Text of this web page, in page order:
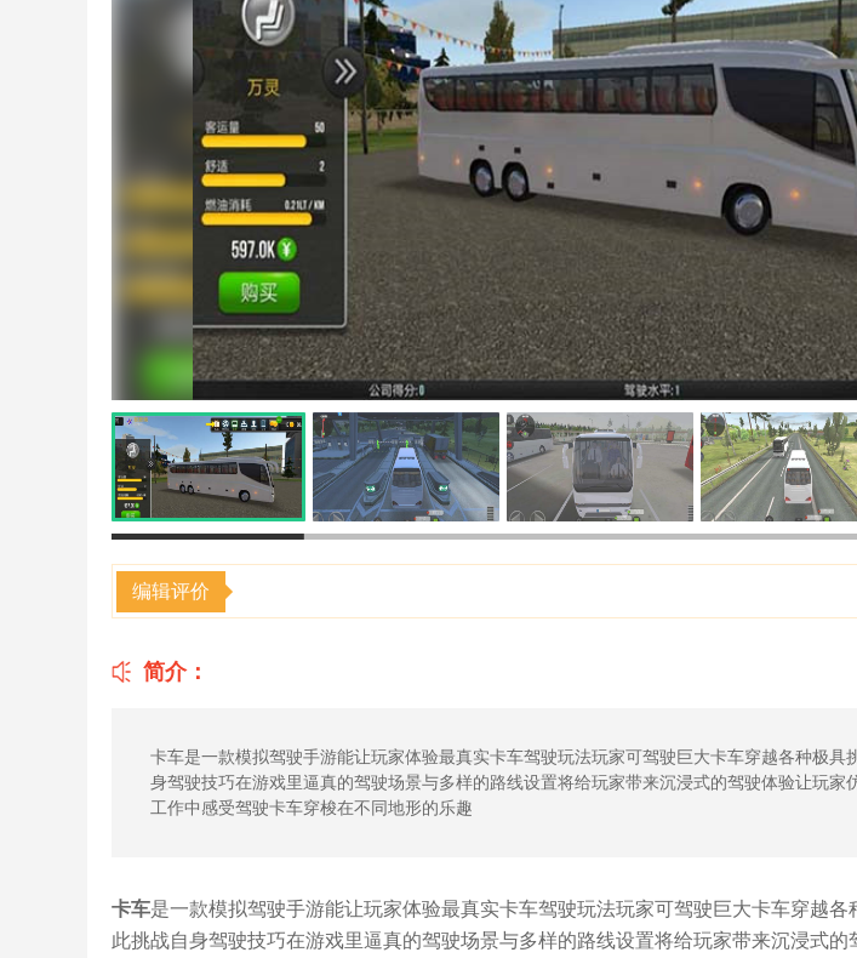
编辑评价
简介：
卡车是一款模拟驾驶手游能让玩家体验最真实卡车驾驶玩法玩家可驾驶巨大卡车穿越各种极具
身驾驶技巧在游戏里逼真的驾驶场景与多样的路线设置将给玩家带来沉浸式的驾驶体验让玩家
工作中感受驾驶卡车穿梭在不同地形的乐趣
卡车是一款模拟驾驶手游能让玩家体验最真实卡车驾驶玩法玩家可驾驶巨大卡车穿越各
此挑战自身驾驶技巧在游戏里逼真的驾驶场景与多样的路线设置将给玩家带来沉浸式的